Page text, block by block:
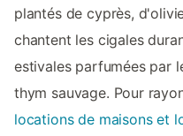
plantés de cyprès,
chantent les cigales
estivales parfumées par
thym sauvage. Pour
locations de maisons et